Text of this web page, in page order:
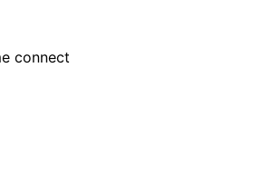
connect